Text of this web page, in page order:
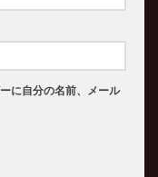
に自分の名前、メール